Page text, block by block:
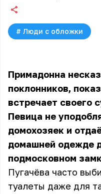
# Люди с обложки
Примадонна
поклонников,
встречает своего
Певица не
домохозяек и
домашней одежде
подмосковном
Пугачёва часто
туалеты даже для